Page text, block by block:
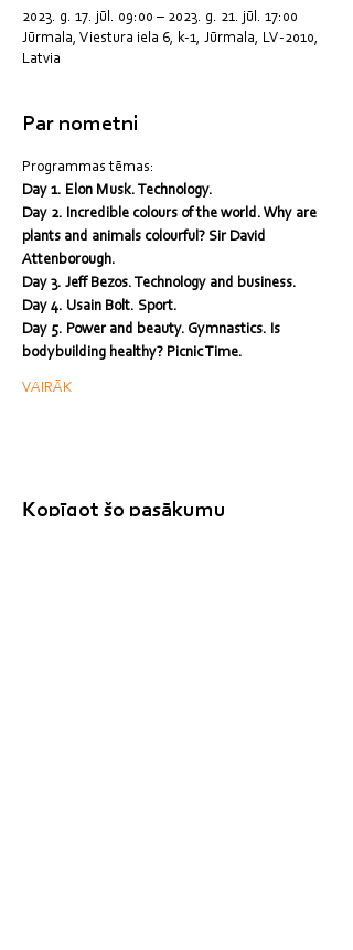
2023. g. 17. jūl. 09:00 – 2023. g. 21. jūl. 17:00
Jūrmala, Viestura iela 6, k-1, Jūrmala, LV-2010,
Latvia
Par nometni
Programmas tēmas:
Day 1. Elon Musk. Technology.
Day 2. Incredible colours of the world. Why are
plants and animals colourful? Sir David
Attenborough.
Day 3. Jeff Bezos. Technology and business.
Day 4. Usain Bolt. Sport.
Day 5. Power and beauty. Gymnastics. Is
bodybuilding healthy? Picnic Time.
VAIRĀK
Kopīgot šo pasākumu